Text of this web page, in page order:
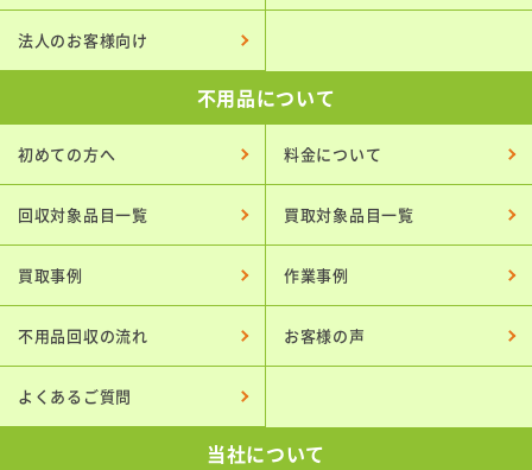
法人のお客様向け
不用品について
初めての方へ 料金について
回収対象品目一覧 買取対象品目一覧
買取事例 作業事例
不用品回収の流れ お客様の声
よくあるご質問
当社について